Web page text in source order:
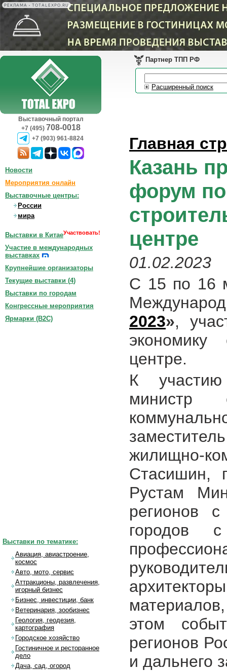
РЕКЛАМА • TOTALEXPO.RU
Выставочный портал
+7 (495) 708-0018
+7 (903) 961-8824
Партнер ТПП РФ
Расширенный поиск
Главная
Казань
форум
центре
01.02.2023
С 15 по 16
2023»,
экономику
центре.
К
министр
жилищно-
Стасишин,
Рустам
регионов
городов с
этом
регионов
и дальнего
Новости
Мероприятия онлайн
Выставочные центры:
России
мира
Выставки в КитаеУчаствовать!
Участие в международных
выставках
Крупнейшие организаторы
Текущие выставки (4)
Выставки по городам
Конгрессные мероприятия
Ярмарки (B2C)
Выставки по тематике:
Авиация, авиастроение,
космос
Авто, мото, сервис
Аттракционы, развлечения,
игорный бизнес
Бизнес, инвестиции, банк
Ветеринария, зообизнес
Геология, геодезия,
картография
Городское хозяйство
Гостиничное и ресторанное
дело
Дача, сад, огород